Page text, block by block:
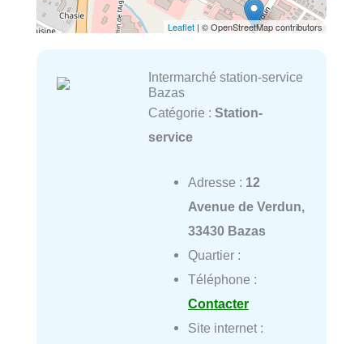
Leaflet | © OpenStreetMap contributors
Intermarché station-service
Bazas
Catégorie : Station-
service
Adresse : 12
Avenue de Verdun,
33430 Bazas
Quartier :
Téléphone :
Contacter
Site internet :